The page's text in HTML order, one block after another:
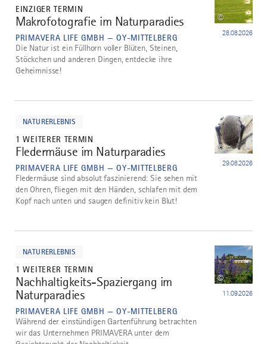
EINZIGER TERMIN
3
Makrofotografie im Naturparadies
PRIMAVERA LIFE GMBH — OY-MITTELBERG 28.08.2026
©
Die Natur ist ein Füllhorn voller Blüten, Steinen,
Stöckchen und anderen Dingen, entdecke ihre
Geheimnisse!
NATURERLEBNIS
1 WEITERER TERMIN
4
Fledermäuse im Naturparadies
PRIMAVERA LIFE GMBH — OY-MITTELBERG 29.08.2026
©
Fledermäuse sind absolut faszinierend: Sie sehen mit
den Ohren, fliegen mit den Händen, schlafen mit dem
Kopf nach unten und saugen definitiv kein Blut!
NATURERLEBNIS
1 WEITERER TERMIN
5
Nachhaltigkeits-Spaziergang im
Naturparadies
PRIMAVERA LIFE GMBH — OY-MITTELBERG
11.09.2026
©
Während der einstündigen Gartenführung betrachten
wir das Unternehmen PRIMAVERA unter dem